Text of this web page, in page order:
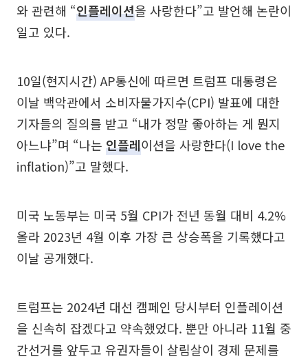
와 관련해 “인플레이션을 사랑한다”고 발언해 논란이
일고 있다.
10일(현지시간) AP통신에 따르면 트럼프 대통령은
이날 백악관에서 소비자물가지수(CPI) 발표에 대한
기자들의 질의를 받고 “내가 정말 좋아하는 게 뭔지
아느냐”며 “나는 인플레이션을 사랑한다(I love the
inflation)”고 말했다.
미국 노동부는 미국 5월 CPI가 전년 동월 대비 4.2%
올라 2023년 4월 이후 가장 큰 상승폭을 기록했다고
이날 공개했다.
트럼프는 2024년 대선 캠페인 당시부터 인플레이션
을 신속히 잡겠다고 약속했었다. 뿐만 아니라 11월 중
간선거를 앞두고 유권자들이 살림살이 경제 문제를